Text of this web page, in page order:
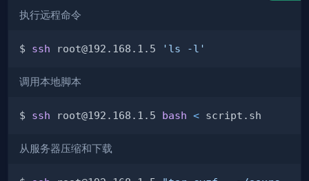
执行远程命令
$ ssh root@192.168.1.5 'ls -l'
调用本地脚本
$ ssh root@192.168.1.5 bash <
从服务器压缩和下载